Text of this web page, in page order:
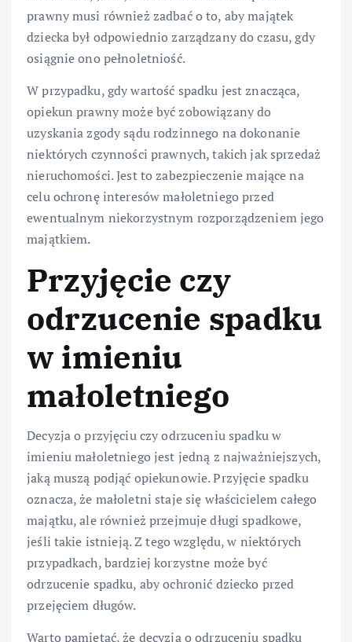
prawny musi również zadbać o to, aby majątek
dziecka był odpowiednio zarządzany do czasu, gdy
osiągnie ono pełnoletniość.
W przypadku, gdy wartość spadku jest znacząca,
opiekun prawny może być zobowiązany do
uzyskania zgody sądu rodzinnego na dokonanie
niektórych czynności prawnych, takich jak sprzedaż
nieruchomości. Jest to zabezpieczenie mające na
celu ochronę interesów małoletniego przed
ewentualnym niekorzystnym rozporządzeniem jego
majątkiem.
Przyjęcie czy
odrzucenie spadku
w imieniu
małoletniego
Decyzja o przyjęciu czy odrzuceniu spadku w
imieniu małoletniego jest jedną z najważniejszych,
jaką muszą podjąć opiekunowie. Przyjęcie spadku
oznacza, że małoletni staje się właścicielem całego
majątku, ale również przejmuje długi spadkowe,
jeśli takie istnieją. Z tego względu, w niektórych
przypadkach, bardziej korzystne może być
odrzucenie spadku, aby ochronić dziecko przed
przejęciem długów.
Warto pamiętać, że decyzja o odrzuceniu spadku